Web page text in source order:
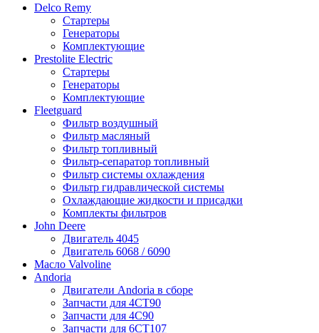
Delco Remy
Стартеры
Генераторы
Комплектующие
Prestolite Electric
Стартеры
Генераторы
Комплектующие
Fleetguard
Фильтр воздушный
Фильтр масляный
Фильтр топливный
Фильтр-сепаратор топливный
Фильтр системы охлаждения
Фильтр гидравлической системы
Охлаждающие жидкости и присадки
Комплекты фильтров
John Deere
Двигатель 4045
Двигатель 6068 / 6090
Масло Valvoline
Andoria
Двигатели Andoria в сборе
Запчасти для 4CT90
Запчасти для 4С90
Запчасти для 6CT107